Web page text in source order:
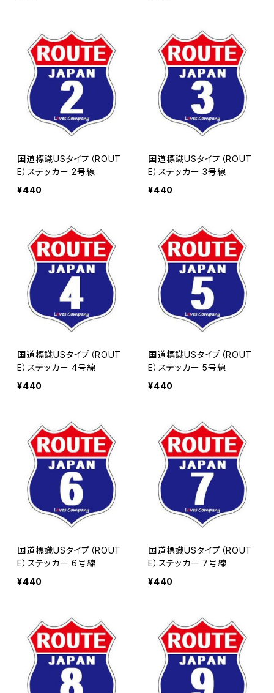
国道標識USタイプ（ROUT
E）ステッカー 2号線
¥440
国道標識USタイプ（ROUT
E）ステッカー 3号線
¥440
国道標識USタイプ（ROUT
E）ステッカー 4号線
¥440
国道標識USタイプ（ROUT
E）ステッカー 5号線
¥440
国道標識USタイプ（ROUT
E）ステッカー 6号線
¥440
国道標識USタイプ（ROUT
E）ステッカー 7号線
¥440